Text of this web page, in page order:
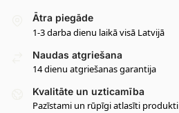
Ātra piegāde
1-3 darba dienu laikā visā Latvijā
Naudas atgriešana
14 dienu atgriešanas garantija
Kvalitāte un uzticamība
Pazīstami un rūpīgi atlasīti produkti